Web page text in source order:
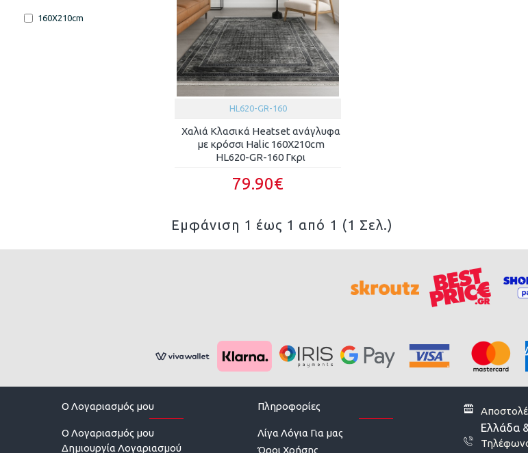
160X210cm
HL620-GR-160
Χαλιά Κλασικά Heatset ανάγλυφα
με κρόσσι Halic 160X210cm
HL620-GR-160 Γκρι
79.90€
Εμφάνιση 1 έως 1 από 1 (1 Σελ.)
O Λογαριασμός μου
O Λογαριασμός μου
Δημιουργία Λογαριασμού
Πληροφορίες
Λίγα Λόγια Για μας
Όροι Χρήσης
Ελλάδα